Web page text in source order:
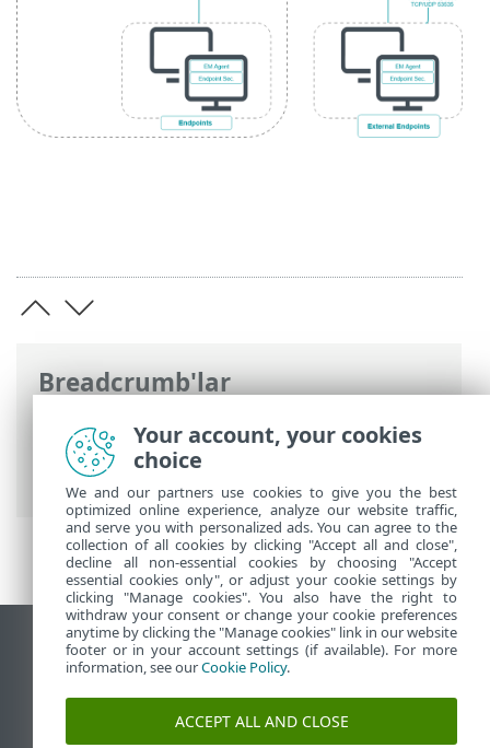
Breadcrumb'lar
ESET Online Yardım>ESET PROTECT On-
Prem>Giriş>Mimari
> Agent - Server
bağlantısı için HTTP Proxy
Masaüstü sitesini görüntüle
End of Life
ESET Bilgi Bankası
Your account, your cookies
choice
We and our partners use cookies to give you the best
optimized online experience, analyze our website traffic,
and serve you with personalized ads. You can agree to the
collection of all cookies by clicking "Accept all and close",
decline all non-essential cookies by choosing "Accept
essential cookies only", or adjust your cookie settings by
clicking "Manage cookies". You also have the right to
withdraw your consent or change your cookie preferences
anytime by clicking the "Manage cookies" link in our website
footer or in your account settings (if available). For more
information, see ourCookie Policy.
ACCEPT ALL AND CLOSE